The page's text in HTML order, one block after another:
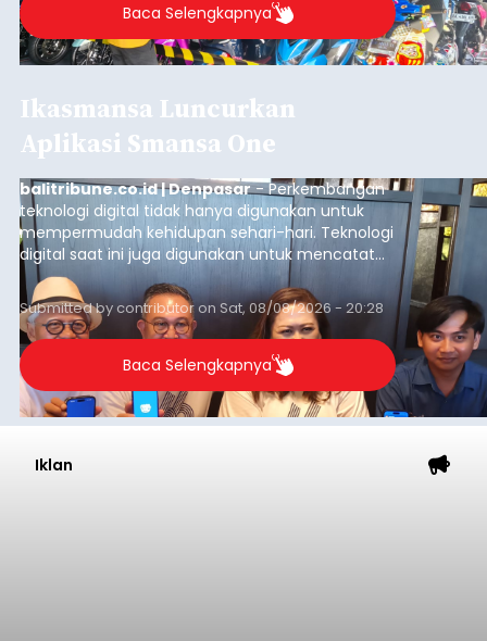
Baca Selengkapnya
Ikasmansa Luncurkan
Aplikasi Smansa One
balitribune.co.id | Denpasar- Perkembangan
teknologi digital tidak hanya digunakan untuk
mempermudah kehidupan sehari-hari. Teknologi
digital saat ini juga digunakan untuk mencatat
dan mengelola data base alumni dari suatu
sekolah, salah satunya adalah alumni SMA 1
Denpasar.
Submitted bycontributoron Sat, 08/08/2026 - 20:28
Baca Selengkapnya
Iklan